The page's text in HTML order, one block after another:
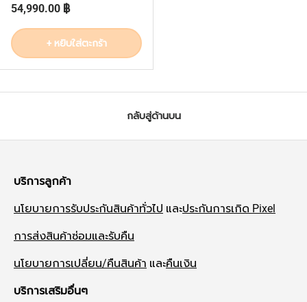
ราคาปกติ
54,990.00 ฿
+ หยิบใส่ตะกร้า
กลับสู่ด้านบน
บริการลูกค้า
นโยบายการรับประกันสินค้าทั่วไป และประกันการเกิด Pixel
การส่งสินค้าซ่อมและรับคืน
นโยบายการเปลี่ยน/คืนสินค้า และคืนเงิน
บริการเสริมอื่นๆ